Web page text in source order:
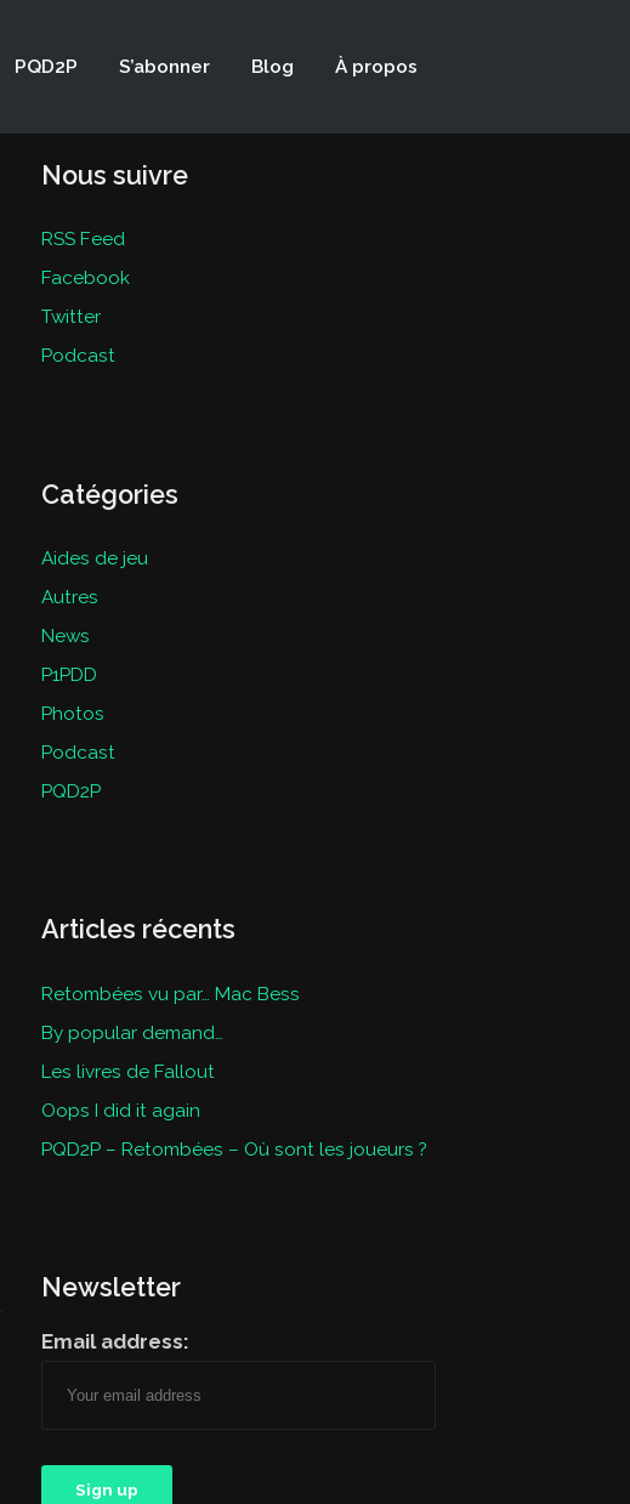
PQD2P S’abonner Blog À propos
Nous suivre
RSS Feed
Facebook
Twitter
Podcast
Catégories
Aides de jeu
Autres
News
P1PDD
Photos
Podcast
PQD2P
Articles récents
Retombées vu par… Mac Bess
By popular demand…
Les livres de Fallout
Oops I did it again
PQD2P – Retombées – Où sont les joueurs ?
Newsletter
Email address: